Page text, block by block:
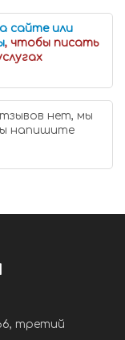
сайте или
, чтобы писать
нет, мы
напишите
третий